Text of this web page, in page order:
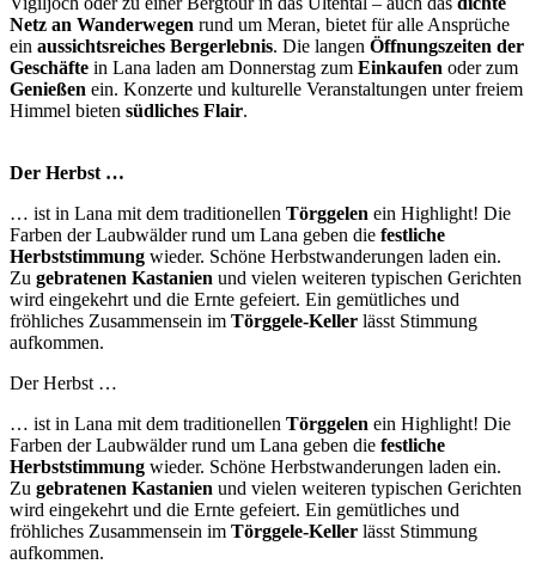
Netz an Wanderwegen rund um Meran, bietet für alle Ansprüche
ein aussichtsreiches Bergerlebnis. Die langen Öffnungszeiten der
Geschäfte in Lana laden am Donnerstag zum Einkaufen oder zum
Genießen ein. Konzerte und kulturelle Veranstaltungen unter freiem
Himmel bieten südliches Flair.
Der Herbst …
… ist in Lana mit dem traditionellen Törggelen ein Highlight! Die
Farben der Laubwälder rund um Lana geben die festliche
Herbststimmung wieder. Schöne Herbstwanderungen laden ein.
Zu gebratenen Kastanien und vielen weiteren typischen Gerichten
wird eingekehrt und die Ernte gefeiert. Ein gemütliches und
fröhliches Zusammensein im Törggele-Keller lässt Stimmung
aufkommen.
Der Herbst …
… ist in Lana mit dem traditionellen Törggelen ein Highlight! Die
Farben der Laubwälder rund um Lana geben die festliche
Herbststimmung wieder. Schöne Herbstwanderungen laden ein.
Zu gebratenen Kastanien und vielen weiteren typischen Gerichten
wird eingekehrt und die Ernte gefeiert. Ein gemütliches und
fröhliches Zusammensein im Törggele-Keller lässt Stimmung
aufkommen.